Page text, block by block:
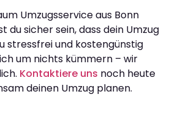
Umzugsservice aus Bonn
du sicher sein, dass dein Umzug
stressfrei und kostengünstig
um nichts kümmern – wir
Kontaktiere uns noch heute
deinen Umzug planen.